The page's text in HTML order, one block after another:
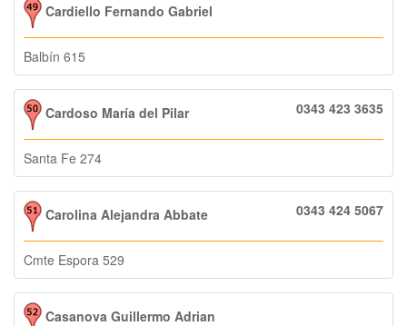
Cardiello Fernando Gabriel
Balbín 615
Cardoso María del Pilar 0343 423 3635
Santa Fe 274
Carolina Alejandra Abbate 0343 424 5067
Cmte Espora 529
Casanova Guillermo Adrian